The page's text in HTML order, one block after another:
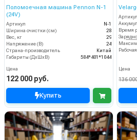
Поломоечная машина Pennon N-1
(24V)
Артикул
N-1
Ширина очистки (см)
28
Вес, кг
29
Напряжение (В)
24
Страна-производитель
Китай
Габариты (ДхШхВ)
584*401*1044
Цена
122 000 руб.
Купить
Артикул
Время
Цена
136